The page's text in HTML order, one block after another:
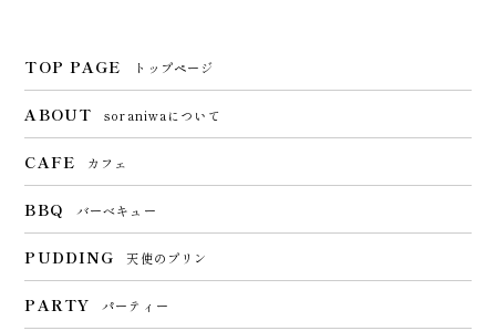
TOP PAGE トップページ
ABOUT soraniwaについて
CAFE カフェ
BBQ バーベキュー
PUDDING 天使のプリン
PARTY パーティー